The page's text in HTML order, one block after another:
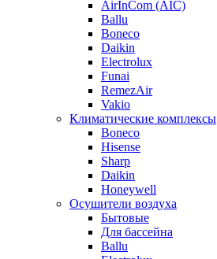
AirInCom (AIC)
Ballu
Boneco
Daikin
Electrolux
Funai
RemezAir
Vakio
Климатические комплексы
Boneco
Hisense
Sharp
Daikin
Honeywell
Осушители воздуха
Бытовые
Для бассейна
Ballu